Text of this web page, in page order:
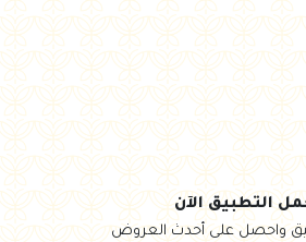
التطبيق الآن
واحصل على أحدث العروض